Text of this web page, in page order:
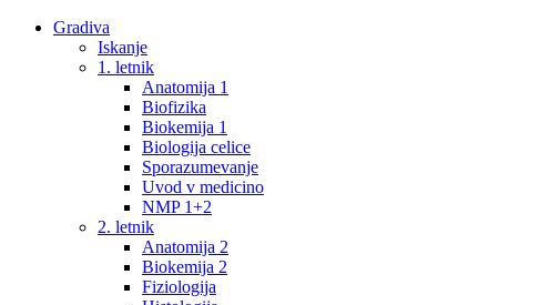
Gradiva
Iskanje
1. letnik
Anatomija 1
Biofizika
Biokemija 1
Biologija celice
Sporazumevanje
Uvod v medicino
NMP 1+2
2. letnik
Anatomija 2
Biokemija 2
Fiziologija